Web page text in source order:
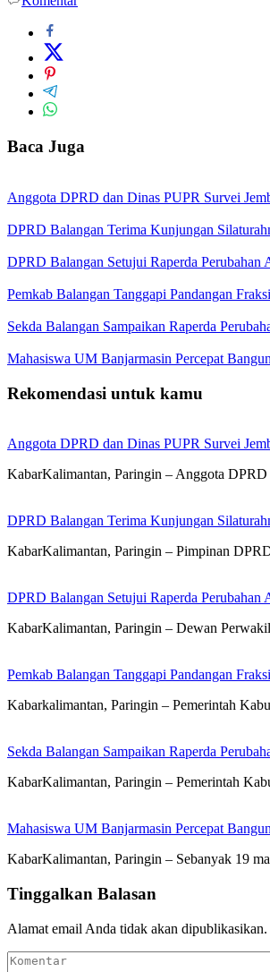
Baca Juga
Anggota DPRD dan Dinas PUPR Survei
DPRD Balangan Terima Kunjungan
DPRD Balangan Setujui Raperda Perubahan
Pemkab Balangan Tanggapi Pandangan
Sekda Balangan Sampaikan Raperda
Mahasiswa UM Banjarmasin Percepat
Rekomendasi untuk kamu
Anggota DPRD dan Dinas PUPR Survei
KabarKalimantan, Paringin – Anggota
DPRD Balangan Terima Kunjungan
KabarKalimantan, Paringin – Pimpinan
DPRD Balangan Setujui Raperda Perubahan
KabarKalimantan, Paringin – Dewan
Pemkab Balangan Tanggapi Pandangan
Kabarkalimantan, Paringin – Pemerintah
Sekda Balangan Sampaikan Raperda
KabarKalimantan, Paringin – Pemerintah
Mahasiswa UM Banjarmasin Percepat
KabarKalimantan, Paringin – Sebanyak 19
Tinggalkan Balasan
Alamat email Anda tidak akan dipublikasikan.